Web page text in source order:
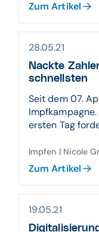
Zum Artikel
28.05.21
Nackte
schnellsten
Seit dem 07.
ersten Tag
Impfen | Nicole
Zum Artikel
19.05.21